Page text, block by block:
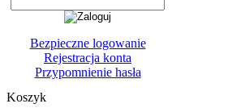
Bezpieczne logowanie
Rejestracja konta
Przypomnienie hasła
Koszyk